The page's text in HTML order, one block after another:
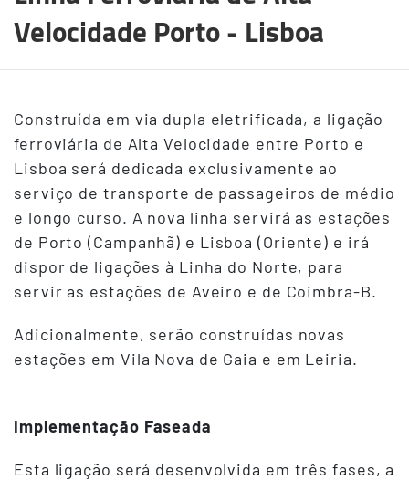
Velocidade Porto - Lisboa
Terceiro
Conteudo
Construída em via dupla eletrificada, a ligação
ferroviária de Alta Velocidade entre Porto e
Lisboa será dedicada exclusivamente ao
serviço de transporte de passageiros de médio
e longo curso. A nova linha servirá as estações
de Porto (Campanhã) e Lisboa (Oriente) e irá
dispor de ligações à Linha do Norte, para
servir as estações de Aveiro e de Coimbra-B.
Adicionalmente, serão construídas novas
estações em Vila Nova de Gaia e em Leiria.
Implementação Faseada
Esta ligação será desenvolvida em três fases, a